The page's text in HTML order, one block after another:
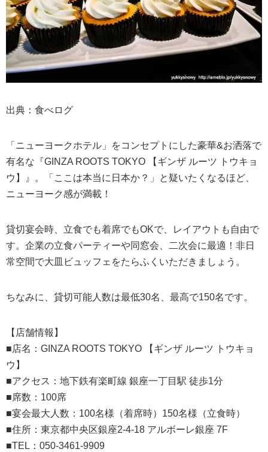
出典：食べログ
「ニューヨークホテル」をコンセプトにした豪華&お洒落で
有名な『GINZA ROOTS TOKYO 【ギンザ ルーツ トウキョ
ウ】』。「ここは本当に日本か？」と疑いたくなるほど、
ニューヨーク感が満載！
貸切宴会時、立食でも着席でもOKで、レイアウトも自由で
す。企業の立食パーティーや同窓会、二次会に最適！非日
常空間で大皿ビュッフェをたらふくいただきましょう。
ちなみに、貸切可能人数は最低30名、最高で150名です。
【店舗情報】
■店名：GINZA ROOTS TOKYO 【ギンザ ルーツ トウキョ
ウ】
■アクセス：地下鉄有楽町線 銀座一丁目駅 徒歩1分
■席数：100席
■宴会最大人数：100名様（着席時）150名様（立食時）
■住所：東京都中央区銀座2-4-18 アルボーレ銀座 7F
■TEL：050-3461-9909